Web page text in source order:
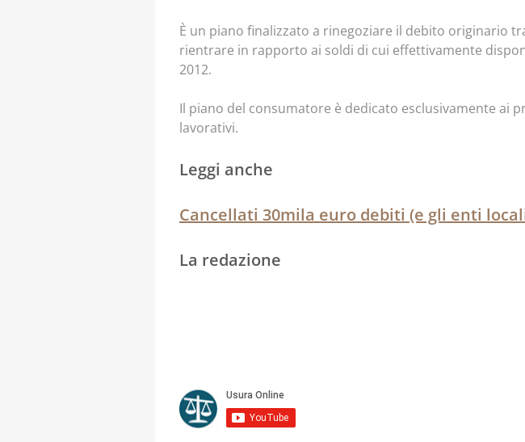
È un piano finalizzato a rinegoziare il debito originario
rientrare in rapporto ai soldi di cui effettivamente
2012.
Il piano del consumatore è dedicato esclusivamente ai
lavorativi.
Leggi anche
Cancellati 30mila euro debiti (e gli enti
La redazione